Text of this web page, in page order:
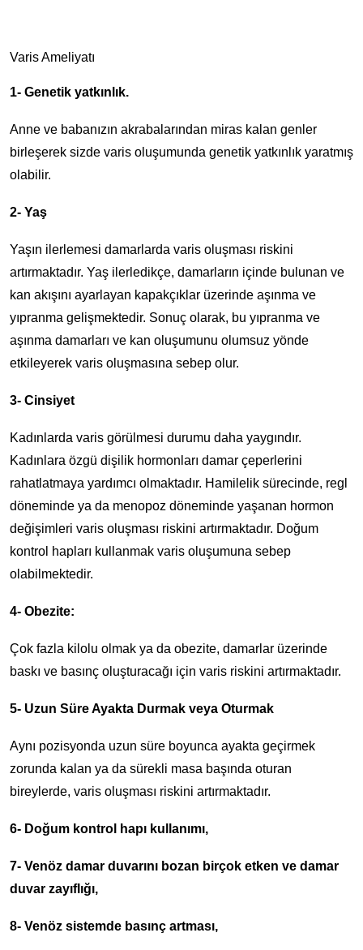
Varis Ameliyatı
1- Genetik yatkınlık.
Anne ve babanızın akrabalarından miras kalan genler
birleşerek sizde varis oluşumunda genetik yatkınlık yaratmış
olabilir.
2- Yaş
Yaşın ilerlemesi damarlarda varis oluşması riskini
artırmaktadır. Yaş ilerledikçe, damarların içinde bulunan ve
kan akışını ayarlayan kapakçıklar üzerinde aşınma ve
yıpranma gelişmektedir. Sonuç olarak, bu yıpranma ve
aşınma damarları ve kan oluşumunu olumsuz yönde
etkileyerek varis oluşmasına sebep olur.
3- Cinsiyet
Kadınlarda varis görülmesi durumu daha yaygındır.
Kadınlara özgü dişilik hormonları damar çeperlerini
rahatlatmaya yardımcı olmaktadır. Hamilelik sürecinde, regl
döneminde ya da menopoz döneminde yaşanan hormon
değişimleri varis oluşması riskini artırmaktadır. Doğum
kontrol hapları kullanmak varis oluşumuna sebep
olabilmektedir.
4- Obezite:
Çok fazla kilolu olmak ya da obezite, damarlar üzerinde
baskı ve basınç oluşturacağı için varis riskini artırmaktadır.
5- Uzun Süre Ayakta Durmak veya Oturmak
Aynı pozisyonda uzun süre boyunca ayakta geçirmek
zorunda kalan ya da sürekli masa başında oturan
bireylerde, varis oluşması riskini artırmaktadır.
6- Doğum kontrol hapı kullanımı,
7- Venöz damar duvarını bozan birçok etken ve damar
duvar zayıflığı,
8- Venöz sistemde basınç artması,